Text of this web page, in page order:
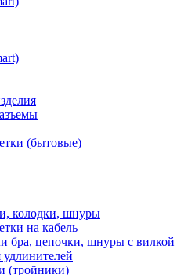
(бытовые)
колодки, шнуры
на кабель
бра, цепочки, шнуры с вилкой
(тройники)